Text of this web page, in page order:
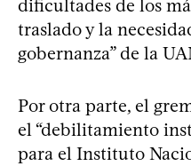
dificultades de los
traslado y la
gobernanza” de la
Por otra parte, el
el “debilitamiento
para el Instituto